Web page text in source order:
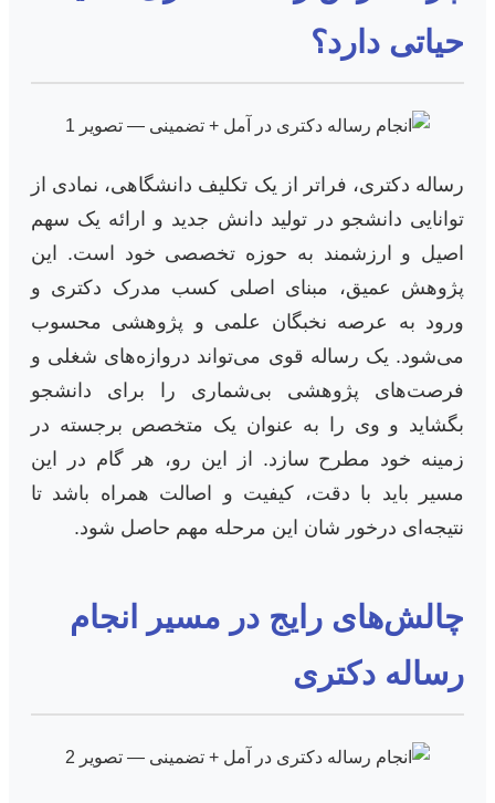
حیاتی دارد؟
رساله دکتری، فراتر از یک تکلیف دانشگاهی، نمادی از
توانایی دانشجو در تولید دانش جدید و ارائه یک سهم
اصیل و ارزشمند به حوزه تخصصی خود است. این
پژوهش عمیق، مبنای اصلی کسب مدرک دکتری و
ورود به عرصه نخبگان علمی و پژوهشی محسوب
می‌شود. یک رساله قوی می‌تواند دروازه‌های شغلی و
فرصت‌های پژوهشی بی‌شماری را برای دانشجو
بگشاید و وی را به عنوان یک متخصص برجسته در
زمینه خود مطرح سازد. از این رو، هر گام در این
مسیر باید با دقت، کیفیت و اصالت همراه باشد تا
نتیجه‌ای درخور شان این مرحله مهم حاصل شود.
چالش‌های رایج در مسیر انجام
رساله دکتری